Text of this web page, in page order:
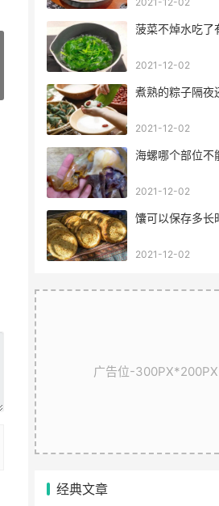
菠菜不焯水吃了
2021-12-02
煮熟的粽子隔夜
2021-12-02
海螺哪个部位不
2021-12-02
馕可以保存多长
2021-12-02
广告位-300PX*200PX
经典文章